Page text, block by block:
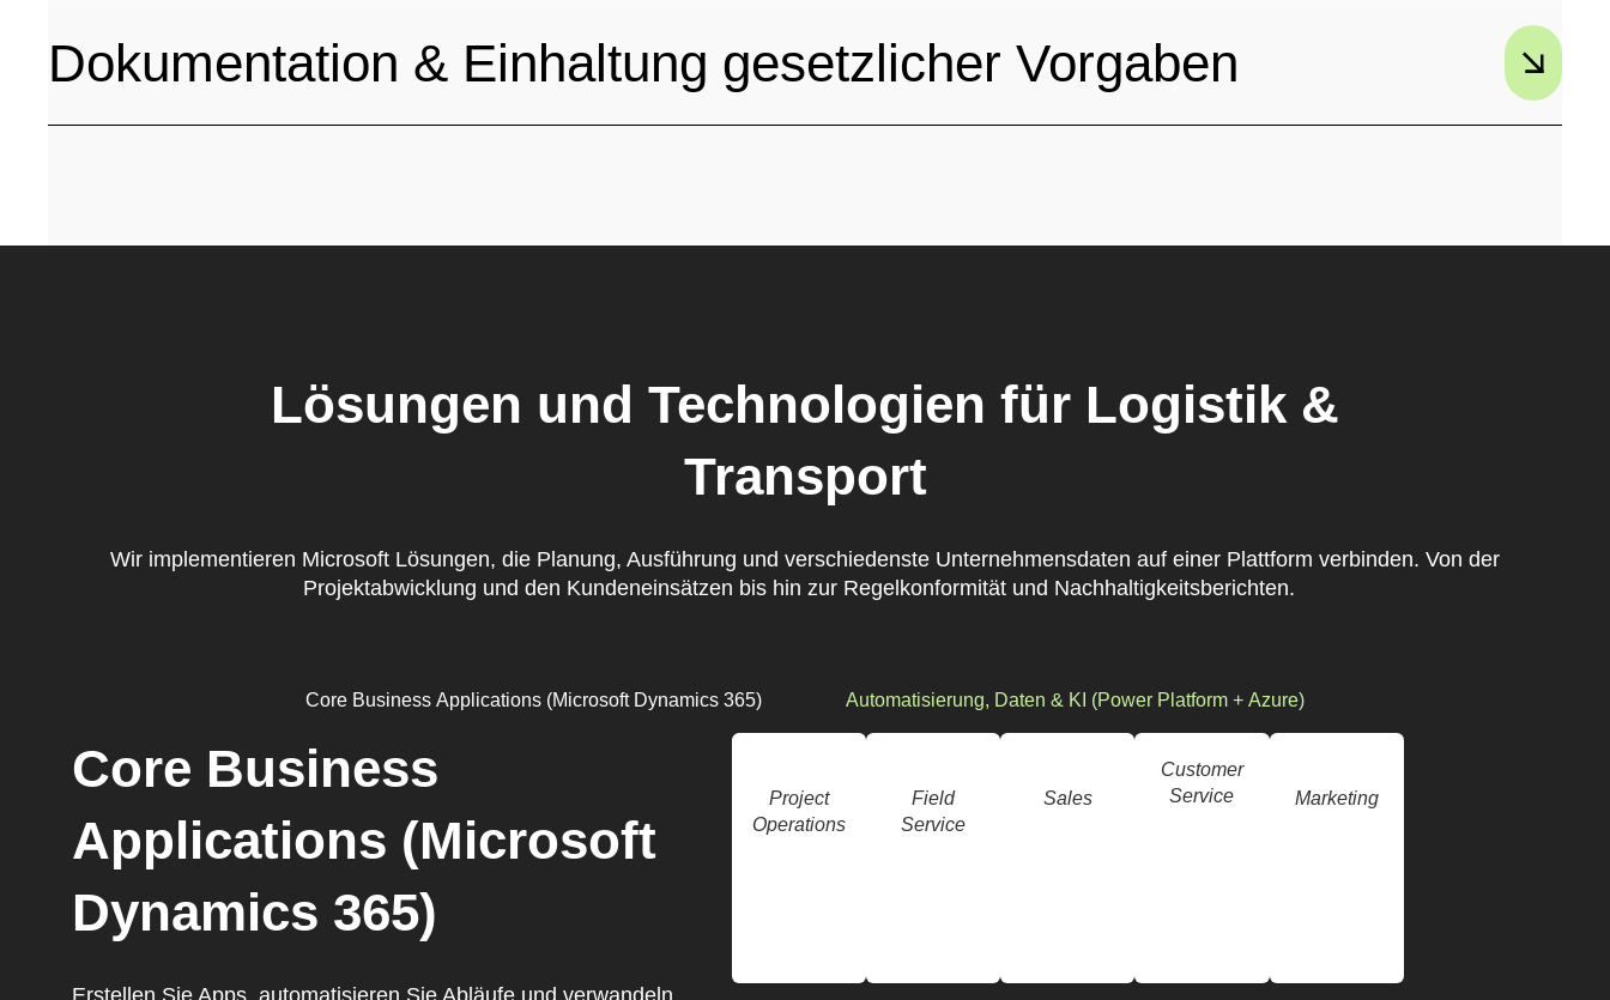
Dokumentation & Einhaltung gesetzlicher Vorgaben
Lösungen und Technologien für Logistik &
Transport
Wir implementieren Microsoft Lösungen, die Planung, Ausführung und verschiedenste Unternehmensdaten auf einer Plattform verbinden. Von der
Projektabwicklung und den Kundeneinsätzen bis hin zur Regelkonformität und Nachhaltigkeitsberichten.
Core Business Applications (Microsoft Dynamics 365) Automatisierung, Daten & KI (Power Platform + Azure)
Core Business
Applications (Microsoft
Dynamics 365)
Erstellen Sie Apps, automatisieren Sie Abläufe und verwandeln
Project
Operations
Field
Service
Sales
Customer
Service
Marketing